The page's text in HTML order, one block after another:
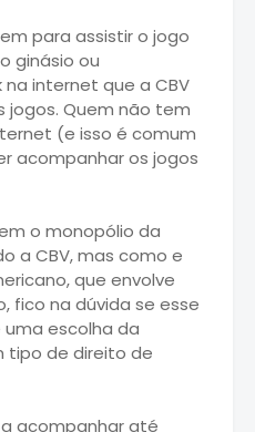
para assistir o jogo
ginásio ou
internet que a CBV
jogos. Quem não tem
(e isso é comum
acompanhar os jogos
o monopólio da
a CBV, mas como e
que envolve
fico na dúvida se esse
escolha da
tipo de direito de
acompanhar até